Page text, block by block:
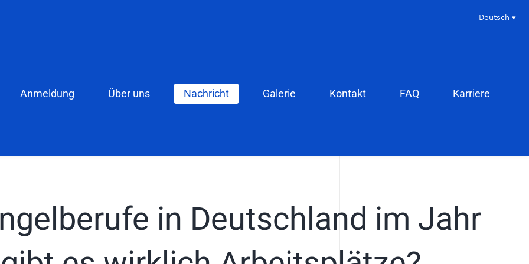
Anmeldung Über uns Nachricht Galerie Kontakt FAQ Karriere
in Deutschland im Jahr
Deutsch ▾